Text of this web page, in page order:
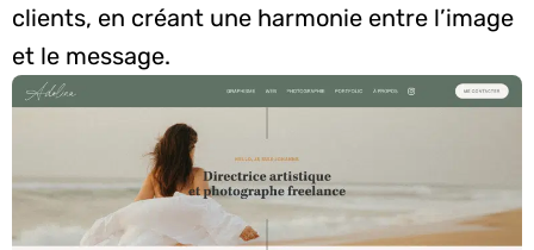
clients, en créant une harmonie entre l’image
et le message.